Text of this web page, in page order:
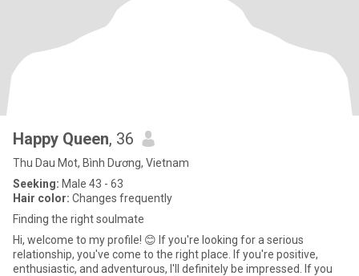
Happy Queen, 36
Thu Dau Mot, Bình Dương, Vietnam
Seeking: Male 43 - 63
Hair color: Changes frequently
Finding the right soulmate
Hi, welcome to my profile! 😊 If you're looking for a serious
relationship, you've come to the right place. If you're positive,
enthusiastic, and adventurous, I'll definitely be impressed. If you